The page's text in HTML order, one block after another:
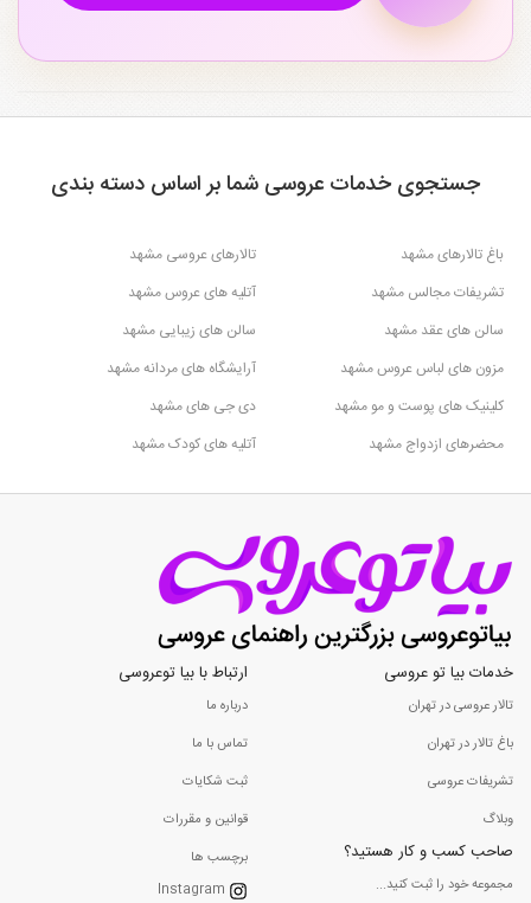
میکرو پگمنتیشن و میکروبلیدینگ ابرو
میکرو پگمنتیشن و میکروبلیدینگ ابرو
جستجوی خدمات عروسی شما بر اساس دسته بندی
باغ تالارهای مشهد
تالارهای عروسی مشهد
تشریفات مجالس مشهد
آتلیه های عروس مشهد
سالن های عقد مشهد
سالن های زیبایی مشهد
مزون های لباس عروس مشهد
آرایشگاه های مردانه مشهد
کلینیک های پوست و مو مشهد
دی جی های مشهد
محضرهای ازدواج مشهد
آتلیه های کودک مشهد
خدمات بیا تو عروسی
تالار عروسی در تهران
باغ تالار در تهران
تشریفات عروسی
وبلاگ
صاحب کسب و کار هستید؟
مجموعه خود را ثبت کنید...
ارتباط با بیا توعروسی
درباره ما
تماس با ما
ثبت شکایات
قوانین و مقررات
برچسب ها
Instagram